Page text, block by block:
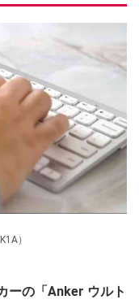
）
ーの「Anker ウルト